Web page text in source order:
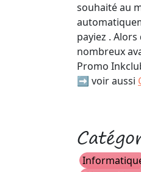
souhaité au
payiez .
nombreux
Promo
➡️ voir aussi